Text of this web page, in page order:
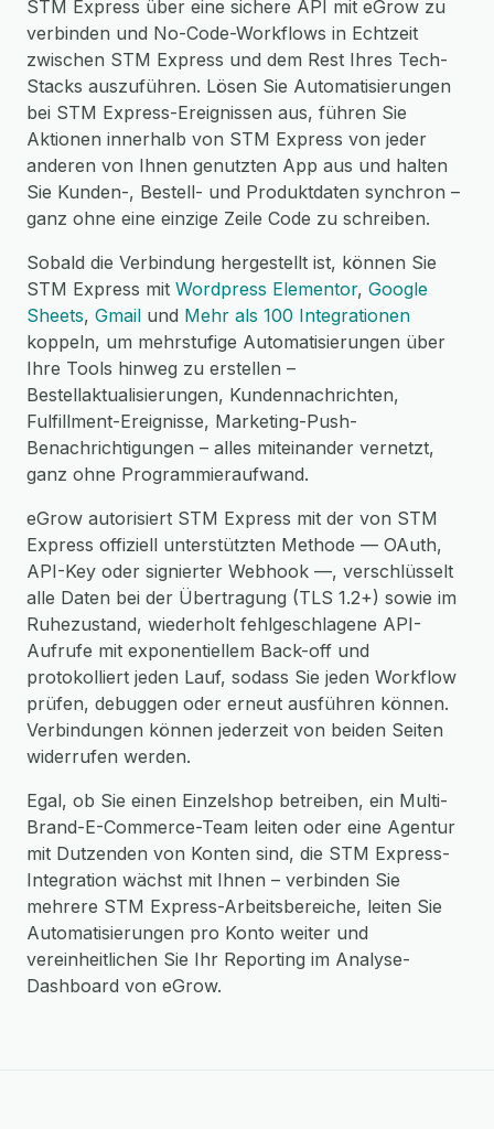
STM Express über eine sichere API mit eGrow zu
verbinden und No-Code-Workflows in Echtzeit
zwischen STM Express und dem Rest Ihres Tech-
Stacks auszuführen. Lösen Sie Automatisierungen
bei STM Express-Ereignissen aus, führen Sie
Aktionen innerhalb von STM Express von jeder
anderen von Ihnen genutzten App aus und halten
Sie Kunden-, Bestell- und Produktdaten synchron –
ganz ohne eine einzige Zeile Code zu schreiben.
Sobald die Verbindung hergestellt ist, können Sie
STM Express mit Wordpress Elementor, Google
Sheets, Gmail und Mehr als 100 Integrationen
koppeln, um mehrstufige Automatisierungen über
Ihre Tools hinweg zu erstellen –
Bestellaktualisierungen, Kundennachrichten,
Fulfillment-Ereignisse, Marketing-Push-
Benachrichtigungen – alles miteinander vernetzt,
ganz ohne Programmieraufwand.
eGrow autorisiert STM Express mit der von STM
Express offiziell unterstützten Methode — OAuth,
API-Key oder signierter Webhook —, verschlüsselt
alle Daten bei der Übertragung (TLS 1.2+) sowie im
Ruhezustand, wiederholt fehlgeschlagene API-
Aufrufe mit exponentiellem Back-off und
protokolliert jeden Lauf, sodass Sie jeden Workflow
prüfen, debuggen oder erneut ausführen können.
Verbindungen können jederzeit von beiden Seiten
widerrufen werden.
Egal, ob Sie einen Einzelshop betreiben, ein Multi-
Brand-E-Commerce-Team leiten oder eine Agentur
mit Dutzenden von Konten sind, die STM Express-
Integration wächst mit Ihnen – verbinden Sie
mehrere STM Express-Arbeitsbereiche, leiten Sie
Automatisierungen pro Konto weiter und
vereinheitlichen Sie Ihr Reporting im Analyse-
Dashboard von eGrow.